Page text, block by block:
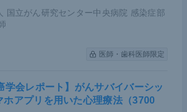
国立がん研究センター中央病院 感染症部
医師・歯科医師限定
学会レポート】がんサバイバーシッ
ホアプリを用いた心理療法（3700